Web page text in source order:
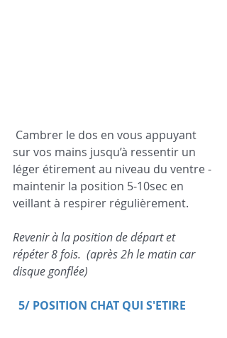
Cambrer le dos en vous appuyant
sur vos mains jusqu’à ressentir un
léger étirement au niveau du ventre -
maintenir la position 5-10sec en
veillant à respirer régulièrement.
Revenir à la position de départ et
répéter 8 fois.  (après 2h le matin car
disque gonflée)
5/ POSITION CHAT QUI S'ETIRE